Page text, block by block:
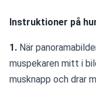
Instruktioner på
1. När
muspekaren mitt i
musknapp och drar